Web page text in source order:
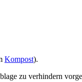
Kompost).
zu verhindern